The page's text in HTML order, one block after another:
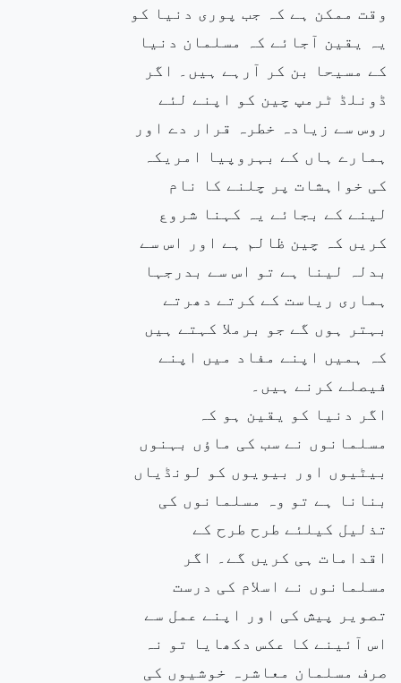
وقت ممکن ہے کہ جب پوری دنیا کو
یہ یقین آجائے کہ مسلمان دنیا
کے مسیحا بن کر آرہے ہیں۔ اگر
ڈونلڈ ٹرمپ چین کو اپنے لئے
روس سے زیادہ خطرہ قرار دے اور
ہمارے ہاں کے بہروپیا امریکہ
کی خواہشات پر چلنے کا نام
لینے کے بجائے یہ کہنا شروع
کریں کہ چین ظالم ہے اور اس سے
بدلہ لینا ہے تو اس سے بدرجہا
ہماری ریاست کے کرتے دھرتے
بہتر ہوں گے جو برملا کہتے ہیں
کہ ہمیں اپنے مفاد میں اپنے
فیصلے کرنے ہیں۔
اگر دنیا کو یقین ہو کہ
مسلمانوں نے سب کی ماؤں بہنوں
بیٹیوں اور بیویوں کو لونڈیاں
بنانا ہے تو وہ مسلمانوں کی
تذلیل کیلئے طرح طرح کے
اقدامات ہی کریں گے۔ اگر
مسلمانوں نے اسلام کی درست
تصویر پیش کی اور اپنے عمل سے
اس آئینے کا عکس دکھایا تو نہ
صرف مسلمان معاشرہ خوشیوں کی